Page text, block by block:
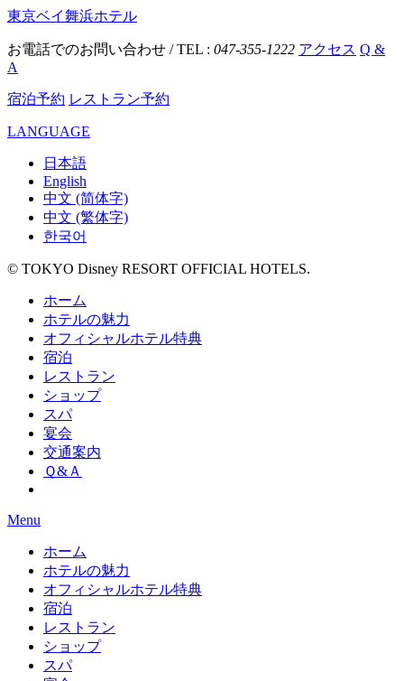
東京ベイ舞浜ホテル
お電話でのお問い合わせ / TEL : 047-355-1222 アクセス Q &
A
宿泊予約 レストラン予約
LANGUAGE
日本語
English
中文 (简体字)
中文 (繁体字)
한국어
© TOKYO Disney RESORT OFFICIAL HOTELS.
ホーム
ホテルの魅力
オフィシャルホテル特典
宿泊
レストラン
ショップ
スパ
宴会
交通案内
Ｑ&Ａ
Menu
ホーム
ホテルの魅力
オフィシャルホテル特典
宿泊
レストラン
ショップ
スパ